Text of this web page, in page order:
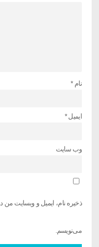
نام*
ایمیل*
وب‌ سایت
ذخیره نام، ایمیل و وبسایت من
می‌نویسم.